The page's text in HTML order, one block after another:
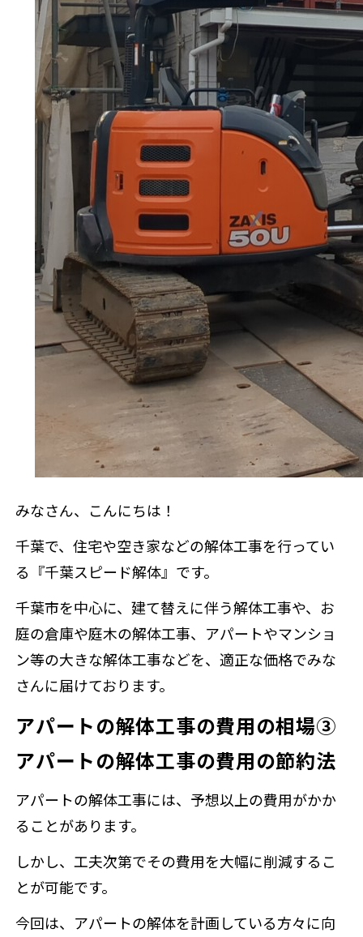
現場ブログ
補助金情報
みなさん、こんにちは！
千葉で、住宅や空き家などの解体工事を行ってい
る『千葉スピード解体』です。
千葉市を中心に、建て替えに伴う解体工事や、お
庭の倉庫や庭木の解体工事、アパートやマンショ
ン等の大きな解体工事などを、適正な価格でみな
さんに届けております。
アパートの解体工事の費用の相場③
アパートの解体工事の費用の節約法
アパートの解体工事には、予想以上の費用がかか
ることがあります。
しかし、工夫次第でその費用を大幅に削減するこ
とが可能です。
今回は、アパートの解体を計画している方々に向